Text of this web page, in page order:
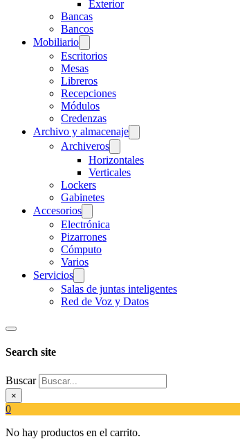
Exterior
Bancas
Bancos
Mobiliario
Escritorios
Mesas
Libreros
Recepciones
Módulos
Credenzas
Archivo y almacenaje
Archiveros
Horizontales
Verticales
Lockers
Gabinetes
Accesorios
Electrónica
Pizarrones
Cómputo
Varios
Servicios
Salas de juntas inteligentes
Red de Voz y Datos
Search site
Buscar
×
0
No hay productos en el carrito.